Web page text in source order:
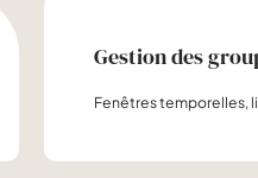
Gestion des
Fenêtres temporelles,